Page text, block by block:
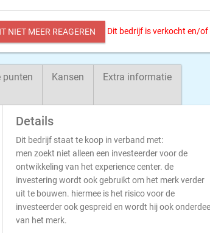
NIET MEER REAGEREN Dit bedrijf is verkocht en/
punten Kansen Extra informatie
Details
Dit bedrijf staat te koop in verband met:
men zoekt niet alleen een investeerder voor de
ontwikkeling van het experience center. de
investering wordt ook gebruikt om het merk verder
uit te bouwen. hiermee is het risico voor de
investeerder ook gespreid en wordt hij ook onderdeel
van het merk.